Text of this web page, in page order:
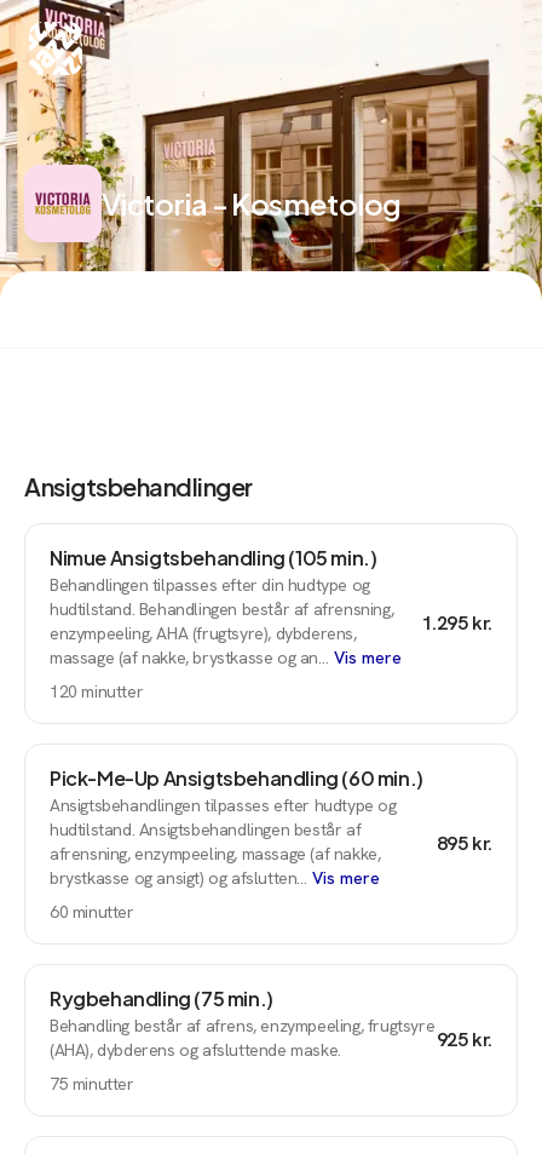
Planway
Victoria - Kosmetolog
Ansigtsbehandlinger
Nimue Ansigtsbehandling (105 min.)
Behandlingen tilpasses efter din hudtype og
hudtilstand. Behandlingen består af afrensning,
enzympeeling, AHA (frugtsyre), dybderens,
massage (af nakke, brystkasse og an… Vis mere
120 minutter
1.295 kr.
Pick-Me-Up Ansigtsbehandling (60 min.)
Ansigtsbehandlingen tilpasses efter hudtype og
hudtilstand. Ansigtsbehandlingen består af
afrensning, enzympeeling, massage (af nakke,
brystkasse og ansigt) og afslutten… Vis mere
60 minutter
895 kr.
Rygbehandling (75 min.)
Behandling består af afrens, enzympeeling, frugtsyre
(AHA), dybderens og afsluttende maske.
75 minutter
925 kr.